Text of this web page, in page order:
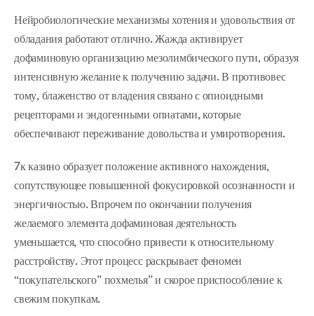
Нейробиологические механизмы хотения и удовольствия от
обладания работают отлично. Жажда активирует
дофаминовую организацию мезолимбического пути, образуя
интенсивную желание к получению задачи. В противовес
тому, блаженство от владения связано с опиоидными
рецепторами и эндогенными опиатами, которые
обеспечивают переживание довольства и умиротворения.
7к казино образует положение активного нахождения,
сопутствующее повышенной фокусировкой осознанности и
энергичностью. Впрочем по окончании получения
желаемого элемента дофаминовая деятельность
уменьшается, что способно привести к относительному
расстройству. Этот процесс раскрывает феномен
“покупательского” похмелья” и скорое приспособление к
свежим покупкам.